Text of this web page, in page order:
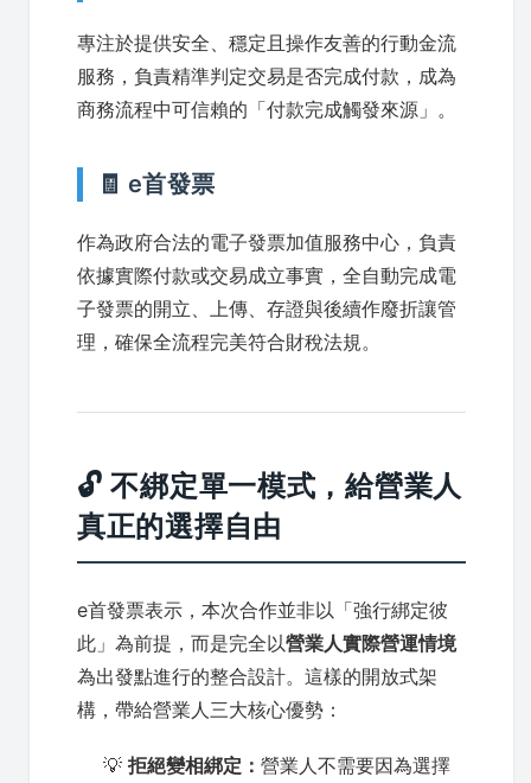
專注於提供安全、穩定且操作友善的行動金流
服務，負責精準判定交易是否完成付款，成為
商務流程中可信賴的「付款完成觸發來源」。
🧾 e首發票
作為政府合法的電子發票加值服務中心，負責
依據實際付款或交易成立事實，全自動完成電
子發票的開立、上傳、存證與後續作廢折讓管
理，確保全流程完美符合財稅法規。
🔓 不綁定單一模式，給營業人
真正的選擇自由
e首發票表示，本次合作並非以「強行綁定彼
此」為前提，而是完全以營業人實際營運情境
為出發點進行的整合設計。這樣的開放式架
構，帶給營業人三大核心優勢：
💡 拒絕變相綁定： 營業人不需要因為選擇